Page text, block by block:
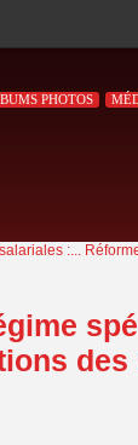
PHOTOS
:...